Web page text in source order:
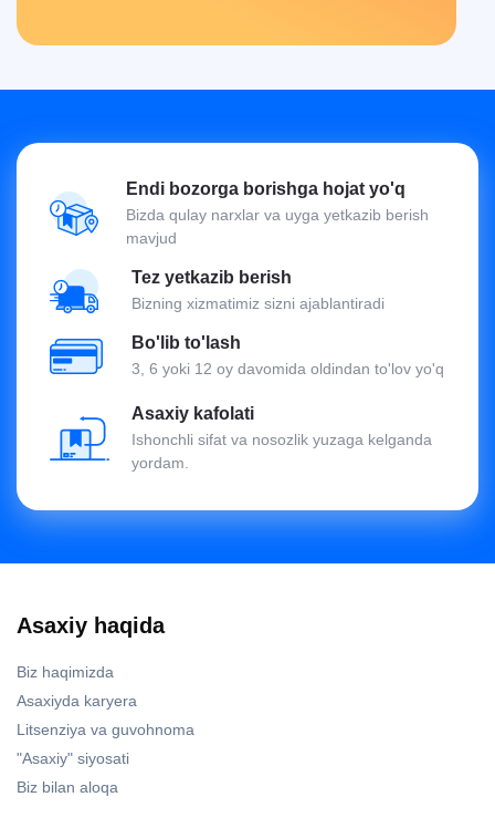
Endi bozorga borishga hojat yo'q
Bizda qulay narxlar va uyga yetkazib berish
mavjud
Tez yetkazib berish
Bizning xizmatimiz sizni ajablantiradi
Bo'lib to'lash
3, 6 yoki 12 oy davomida oldindan to'lov yo'q
Asaxiy kafolati
Ishonchli sifat va nosozlik yuzaga kelganda
yordam.
Asaxiy haqida
Biz haqimizda
Asaxiyda karyera
Litsenziya va guvohnoma
"Asaxiy" siyosati
Biz bilan aloqa